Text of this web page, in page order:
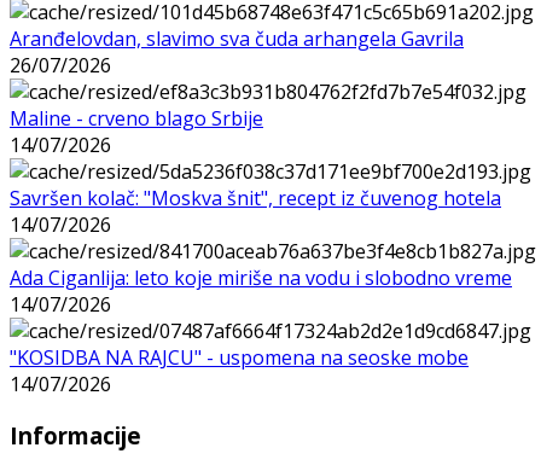
Aranđelovdan, slavimo sva čuda arhangela Gavrila
26/07/2026
Maline - crveno blago Srbije
14/07/2026
Savršen kolač: "Moskva šnit", recept iz čuvenog hotela
14/07/2026
Ada Ciganlija: leto koje miriše na vodu i slobodno vreme
14/07/2026
"KOSIDBA NA RAJCU" - uspomena na seoske mobe
14/07/2026
Informacije